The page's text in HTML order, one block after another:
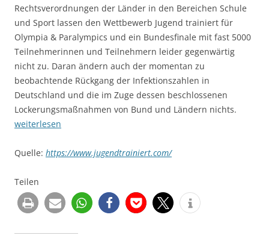
Rechtsverordnungen der Länder in den Bereichen Schule
und Sport lassen den Wettbewerb Jugend trainiert für
Olympia & Paralympics und ein Bundesfinale mit fast 5000
Teilnehmerinnen und Teilnehmern leider gegenwärtig
nicht zu. Daran ändern auch der momentan zu
beobachtende Rückgang der Infektionszahlen in
Deutschland und die im Zuge dessen beschlossenen
Lockerungsmaßnahmen von Bund und Ländern nichts.
weiterlesen
Quelle: https://www.jugendtrainiert.com/
Teilen